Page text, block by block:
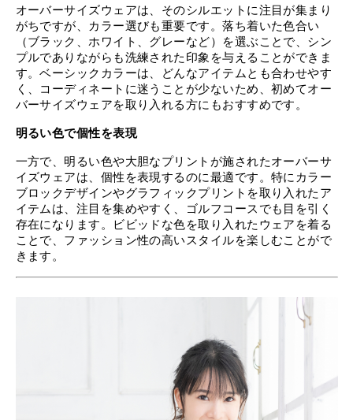
オーバーサイズウェアは、そのシルエットに注目が集まり
がちですが、カラー選びも重要です。落ち着いた色合い
（ブラック、ホワイト、グレーなど）を選ぶことで、シン
プルでありながらも洗練された印象を与えることができま
す。ベーシックカラーは、どんなアイテムとも合わせやす
く、コーディネートに迷うことが少ないため、初めてオー
バーサイズウェアを取り入れる方にもおすすめです。
明るい色で個性を表現
一方で、明るい色や大胆なプリントが施されたオーバーサ
イズウェアは、個性を表現するのに最適です。特にカラー
ブロックデザインやグラフィックプリントを取り入れたア
イテムは、注目を集めやすく、ゴルフコースでも目を引く
存在になります。ビビッドな色を取り入れたウェアを着る
ことで、ファッション性の高いスタイルを楽しむことがで
きます。